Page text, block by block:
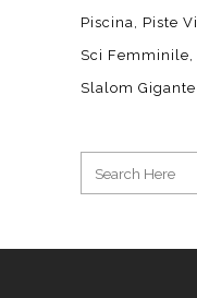
Piscina
Piste
Sci Femminile
Slalom Gigante